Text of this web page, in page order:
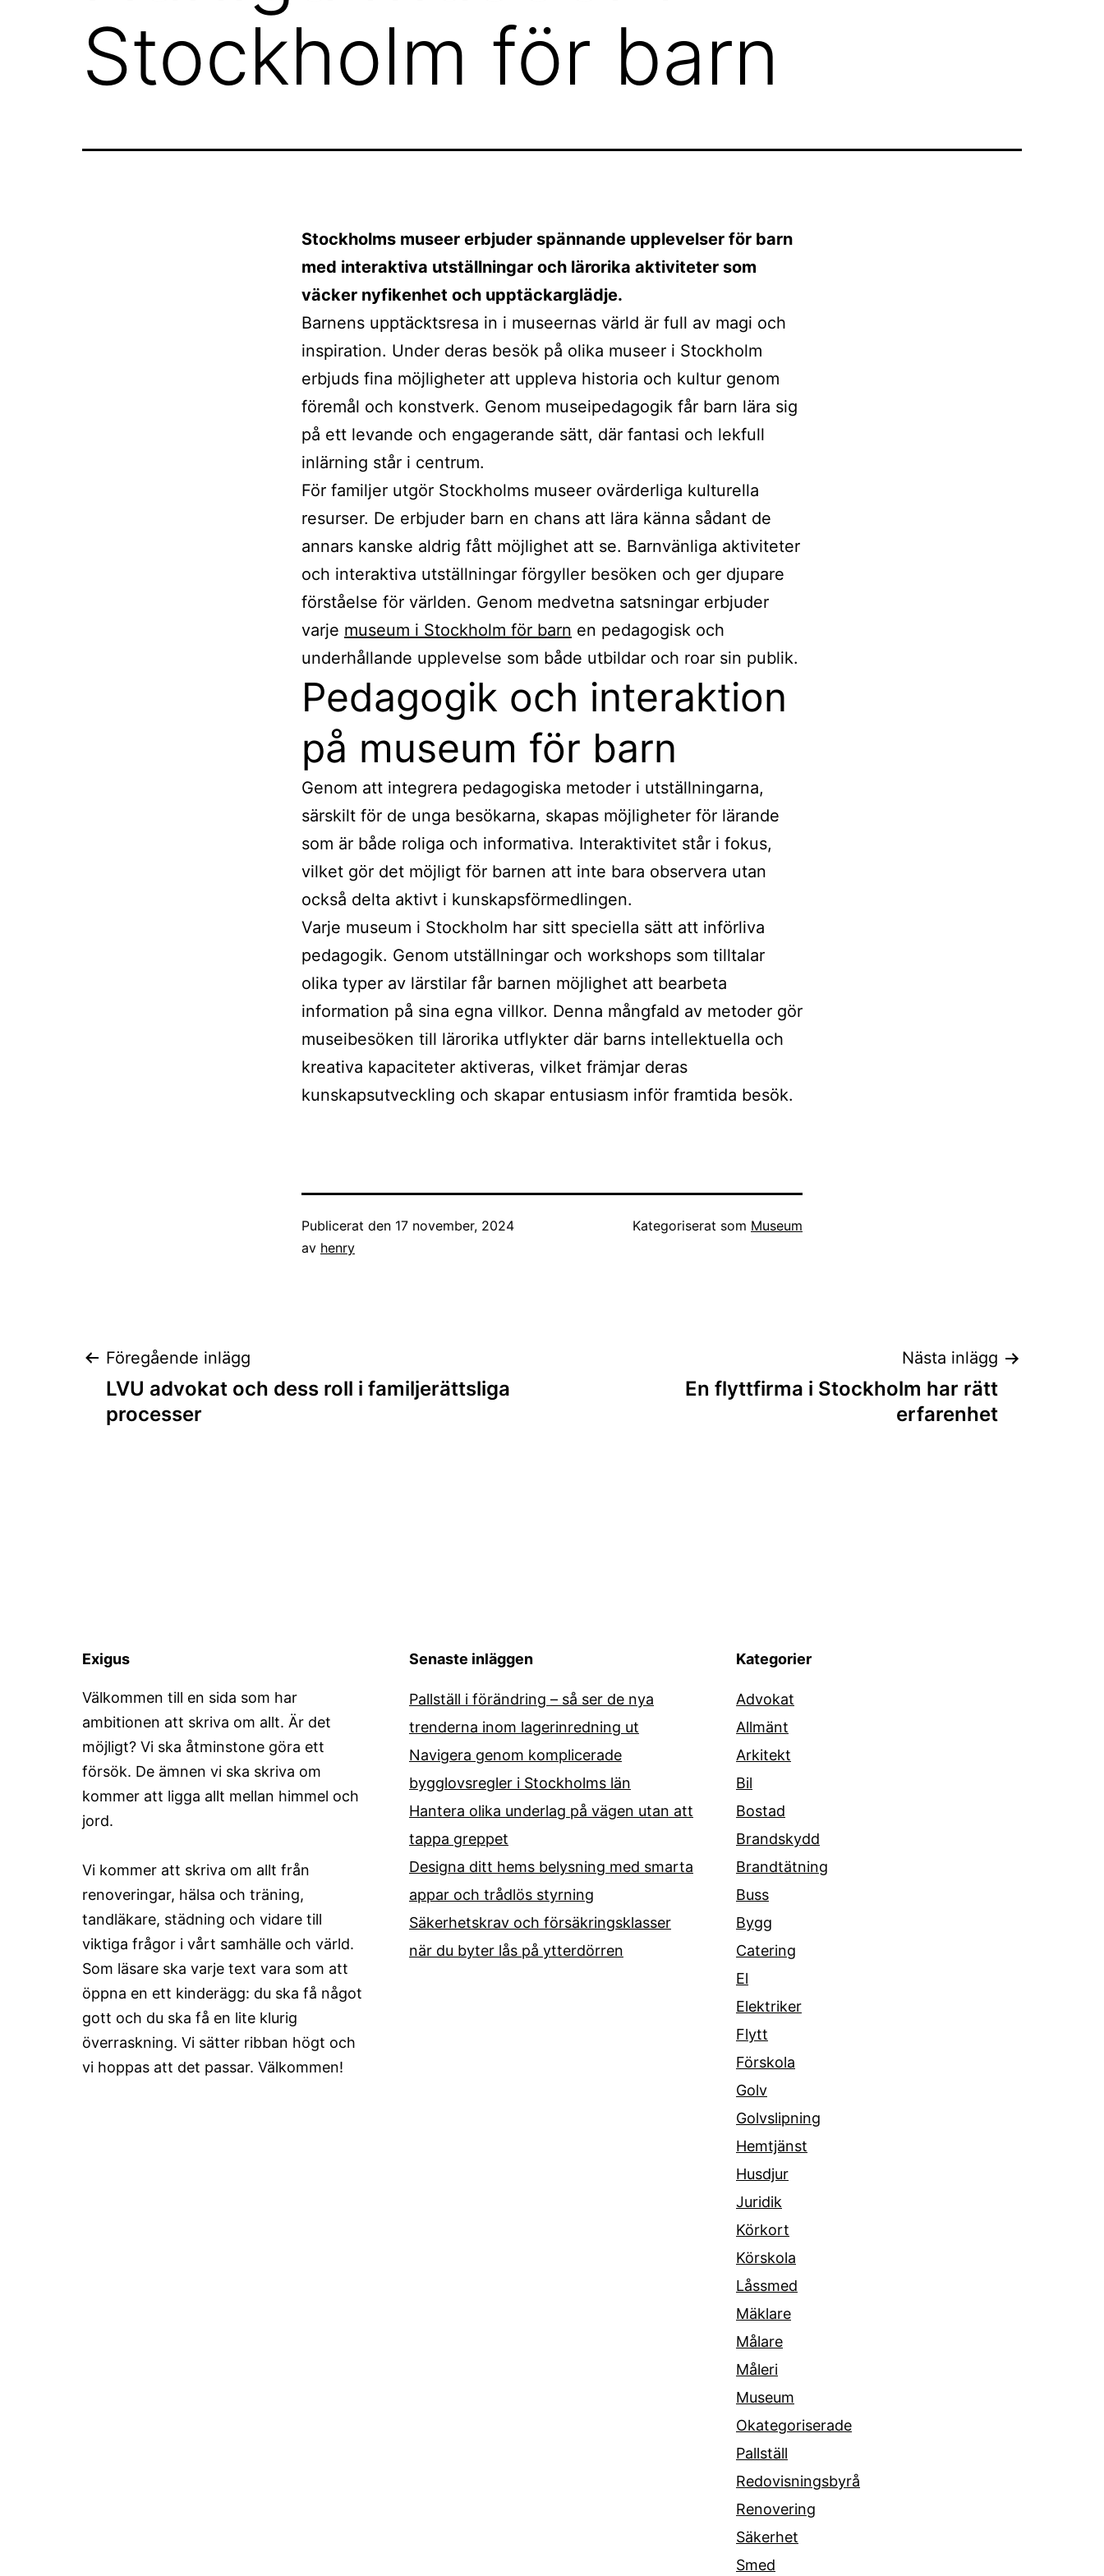
Stockholm för barn
Stockholms museer erbjuder spännande upplevelser för barn
med interaktiva utställningar och lärorika aktiviteter som
väcker nyfikenhet och upptäckarglädje.
Barnens upptäcktsresa in i museernas värld är full av magi och
inspiration. Under deras besök på olika museer i Stockholm
erbjuds fina möjligheter att uppleva historia och kultur genom
föremål och konstverk. Genom museipedagogik får barn lära sig
på ett levande och engagerande sätt, där fantasi och lekfull
inlärning står i centrum.
För familjer utgör Stockholms museer ovärderliga kulturella
resurser. De erbjuder barn en chans att lära känna sådant de
annars kanske aldrig fått möjlighet att se. Barnvänliga aktiviteter
och interaktiva utställningar förgyller besöken och ger djupare
förståelse för världen. Genom medvetna satsningar erbjuder
varje museum i Stockholm för barn en pedagogisk och
underhållande upplevelse som både utbildar och roar sin publik.
Pedagogik och interaktion
på museum för barn
Genom att integrera pedagogiska metoder i utställningarna,
särskilt för de unga besökarna, skapas möjligheter för lärande
som är både roliga och informativa. Interaktivitet står i fokus,
vilket gör det möjligt för barnen att inte bara observera utan
också delta aktivt i kunskapsförmedlingen.
Varje museum i Stockholm har sitt speciella sätt att införliva
pedagogik. Genom utställningar och workshops som tilltalar
olika typer av lärstilar får barnen möjlighet att bearbeta
information på sina egna villkor. Denna mångfald av metoder gör
museibesöken till lärorika utflykter där barns intellektuella och
kreativa kapaciteter aktiveras, vilket främjar deras
kunskapsutveckling och skapar entusiasm inför framtida besök.
Publicerat den 17 november, 2024
av henry
Kategoriserat som Museum
Inläggsnavigering
Föregående inlägg
LVU advokat och dess roll i familjerättsliga
processer
Nästa inlägg
En flyttfirma i Stockholm har rätt
erfarenhet
Exigus
Välkommen till en sida som har
ambitionen att skriva om allt. Är det
möjligt? Vi ska åtminstone göra ett
försök. De ämnen vi ska skriva om
kommer att ligga allt mellan himmel och
jord.
Vi kommer att skriva om allt från
renoveringar, hälsa och träning,
tandläkare, städning och vidare till
viktiga frågor i vårt samhälle och värld.
Som läsare ska varje text vara som att
öppna en ett kinderägg: du ska få något
gott och du ska få en lite klurig
överraskning. Vi sätter ribban högt och
vi hoppas att det passar. Välkommen!
Senaste inläggen
Pallställ i förändring – så ser de nya
trenderna inom lagerinredning ut
Navigera genom komplicerade
bygglovsregler i Stockholms län
Hantera olika underlag på vägen utan att
tappa greppet
Designa ditt hems belysning med smarta
appar och trådlös styrning
Säkerhetskrav och försäkringsklasser
när du byter lås på ytterdörren
Kategorier
Advokat
Allmänt
Arkitekt
Bil
Bostad
Brandskydd
Brandtätning
Buss
Bygg
Catering
El
Elektriker
Flytt
Förskola
Golv
Golvslipning
Hemtjänst
Husdjur
Juridik
Körkort
Körskola
Låssmed
Mäklare
Målare
Måleri
Museum
Okategoriserade
Pallställ
Redovisningsbyrå
Renovering
Säkerhet
Smed